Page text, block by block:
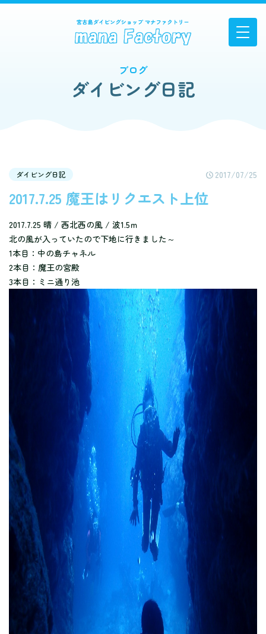
ブログ
ダイビング日記
ダイビング日記 2017/07/25
2017.7.25 魔王はリクエスト上位
2017.7.25 晴 / 西北西の風 / 波1.5ｍ
北の風が入っていたので下地に行きました～
1本目：中の島チャネル
2本目：魔王の宮殿
3本目：ミニ通り池